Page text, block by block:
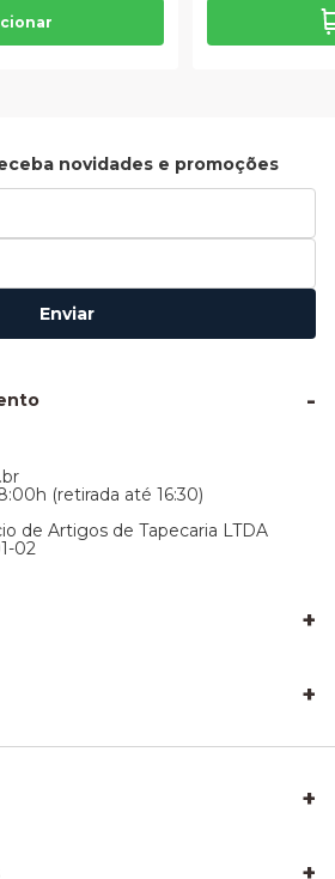
novidades e promoções
Enviar
(retirada até 16:30)
de Artigos de Tapecaria LTDA
02
+
+
seu Piso
+
+